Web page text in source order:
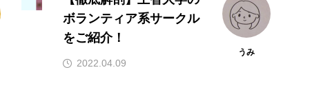
ボランティア系サークル
をご紹介！
うみ
2022.04.09